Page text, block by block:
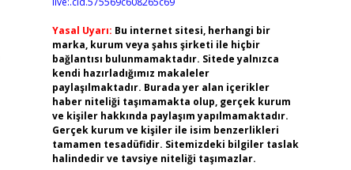
Yasal Uyarı: Bu internet sitesi, herhangi bir
marka, kurum veya şahıs şirketi ile hiçbir
bağlantısı bulunmamaktadır. Sitede yalnızca
kendi hazırladığımız makaleler
paylaşılmaktadır. Burada yer alan içerikler
haber niteliği taşımamakta olup, gerçek kurum
ve kişiler hakkında paylaşım yapılmamaktadır.
Gerçek kurum ve kişiler ile isim benzerlikleri
tamamen tesadüfidir. Sitemizdeki bilgiler taslak
halindedir ve tavsiye niteliği taşımazlar.